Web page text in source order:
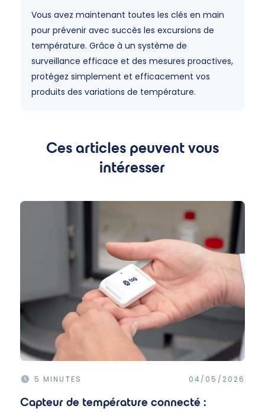
Vous avez maintenant toutes les clés en main
pour prévenir avec succès les excursions de
température. Grâce à un système de
surveillance efficace et des mesures proactives,
protégez simplement et efficacement vos
produits des variations de température.
Ces articles peuvent vous
intéresser
5 MINUTES 04/05/2026
Capteur de température connecté :